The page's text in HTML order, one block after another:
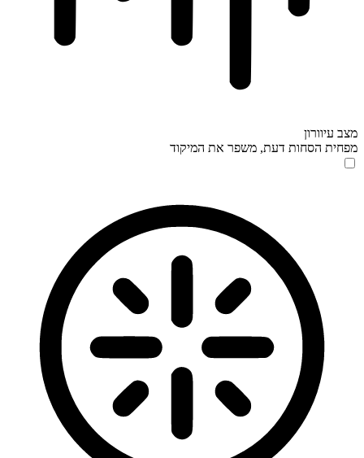
מצב עיוורון
מפחית הסחות דעת, משפר את המיקוד